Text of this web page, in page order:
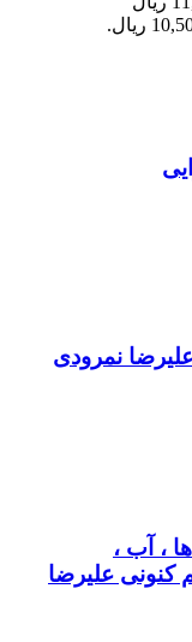
نمرودی
، آب ،
کنونی علیرضا